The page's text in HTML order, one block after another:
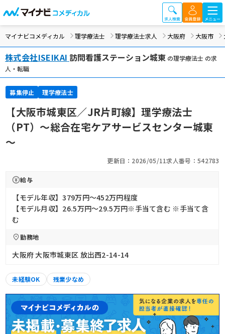
マイナビコメディカル 理学療法士 理学療法士求人 大阪府 大阪市
株式会社ISEIKAI 訪問看護ステーション城東の理学療法士 の求
人・転職
募集停止 理学療法士
【大阪市城東区／JR片町線】理学療法士
（PT）～総合在宅ケアサービスセンター城東
～
更新日：2026/05/11求人番号：542783
給与
【モデル年収】379万円〜452万円程度
【モデル月収】26.5万円〜29.5万円※手当て含む ※手当て含
む
勤務地
大阪府 大阪市城東区 放出西2-14-14
未経験OK 残業少なめ